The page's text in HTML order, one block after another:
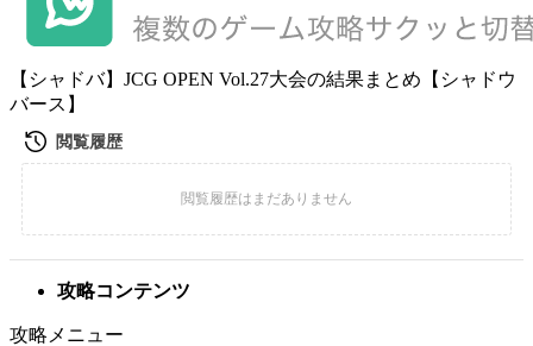
【シャドバ】JCG OPEN Vol.27大会の結果まとめ【シャドウ
バース】
攻略コンテンツ
攻略メニュー